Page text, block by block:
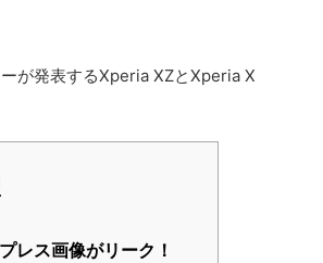
が発表するXperia XZとXperia X
ス画像がリーク！